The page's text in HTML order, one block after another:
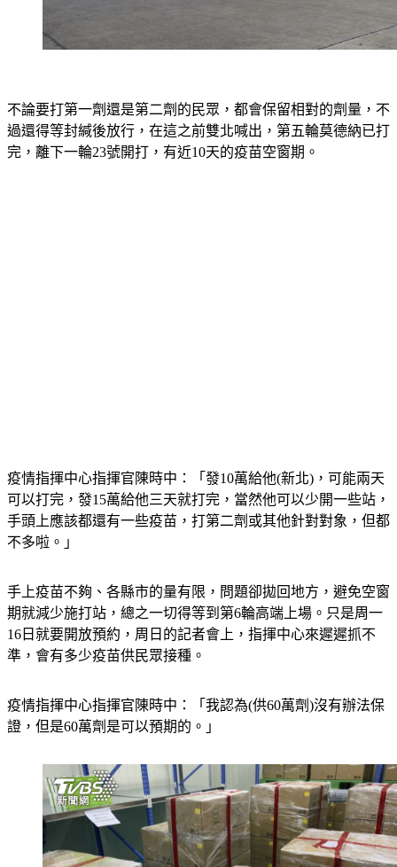
不論要打第一劑還是第二劑的民眾，都會保留相對的劑量，不
過還得等封緘後放行，在這之前雙北喊出，第五輪莫德納已打
完，離下一輪23號開打，有近10天的疫苗空窗期。
疫情指揮中心指揮官陳時中：「發10萬給他(新北)，可能兩天
可以打完，發15萬給他三天就打完，當然他可以少開一些站，
手頭上應該都還有一些疫苗，打第二劑或其他針對對象，但都
不多啦。」
手上疫苗不夠、各縣市的量有限，問題卻拋回地方，避免空窗
期就減少施打站，總之一切得等到第6輪高端上場。只是周一
16日就要開放預約，周日的記者會上，指揮中心來遲遲抓不
準，會有多少疫苗供民眾接種。
疫情指揮中心指揮官陳時中：「我認為(供60萬劑)沒有辦法保
證，但是60萬劑是可以預期的。」